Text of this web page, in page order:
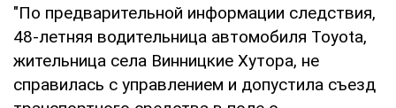
"По предварительной информации следствия,
48-летняя водительница автомобиля Toyota,
жительница села Винницкие Хутора, не
справилась с управлением и допустила съезд